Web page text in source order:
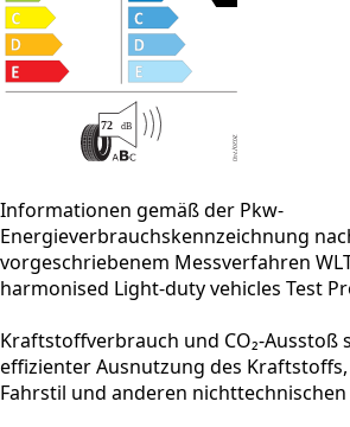
Informationen gemäß der Pkw-
Energieverbrauchskennzeichnung
vorgeschriebenem Messverfahren
harmonised Light-duty vehicles Test
Kraftstoffverbrauch und CO₂-Ausstoß
effizienter Ausnutzung des
Fahrstil und anderen